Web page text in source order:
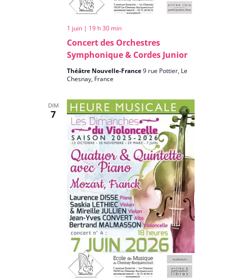
Concert des Orchestres
Symphonique & Cordes Junior
1 juin | 19 h 30 min
Théâtre Nouvelle-France9 rue Pottier, Le
Chesnay, France
DIM
7